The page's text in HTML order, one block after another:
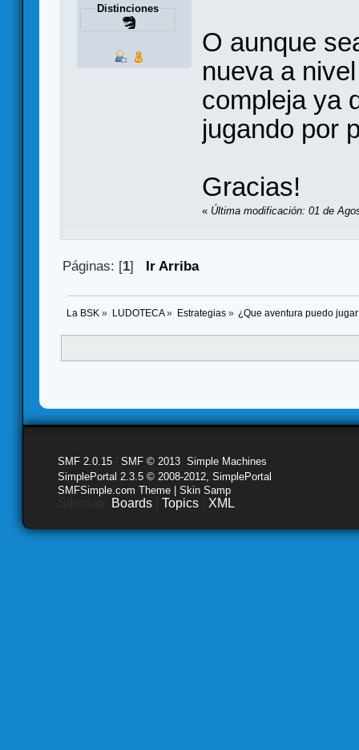
Distinciones
O aunque
nueva a
compleja ya
jugando por
Gracias!
« Última modificación: 01 de
Páginas: [1] Ir Arriba
La BSK » LUDOTECA» Estrategias» ¿Que aventura puedo
SMF 2.0.15 SMF © 2013 Simple Machines
SimplePortal 2.3.5 © 2008-2012, SimplePortal
SMFSimple.com Theme | Skin Samp
Boards Topics XML